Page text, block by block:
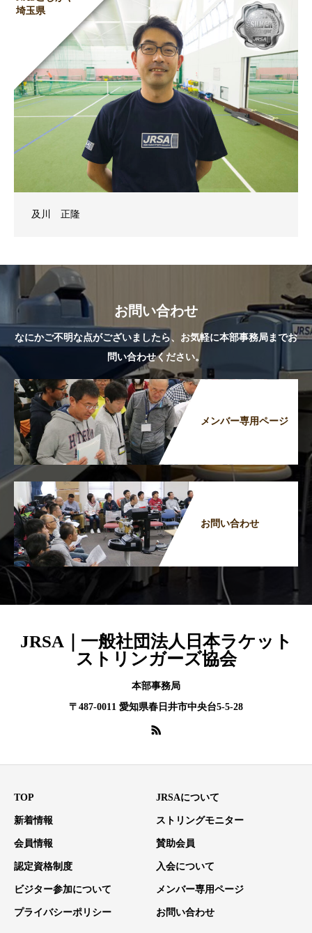
埼玉県
及川 正隆
お問い合わせ
なにかご不明な点がございましたら、お気軽に本部事務局までお
問い合わせください。
メンバー専用ページ
お問い合わせ
JRSA｜一般社団法人日本ラケット
ストリンガーズ協会
本部事務局
〒487-0011 愛知県春日井市中央台5-5-28
TOP JRSAについて
新着情報 ストリングモニター
会員情報 賛助会員
認定資格制度 入会について
ビジター参加について メンバー専用ページ
プライバシーポリシー お問い合わせ